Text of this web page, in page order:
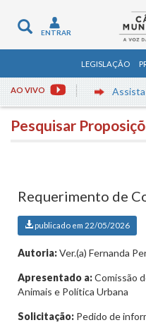
Toggle
navigation
ENTRAR
LEGISLAÇÃO
AO VIVO Assista
Pesquisar
Requerimento de
publicado em 22/05/2026
Autoria:Ver.(a) Fernanda
Apresentado a:Comissão
Animais e Política Urbana
Solicitação: Pedido de